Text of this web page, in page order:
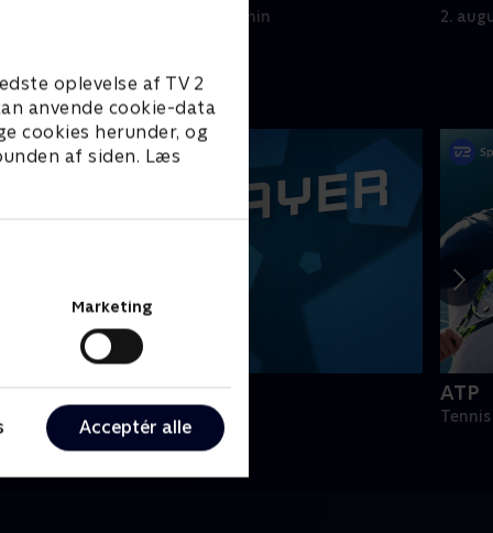
oplevelse af TV 2
anvende cookie-data
cookies herunder, og
af siden. Læs
Marketing
Acceptér alle
2. august 2026 • 5 min 2.
ATP
Tennis